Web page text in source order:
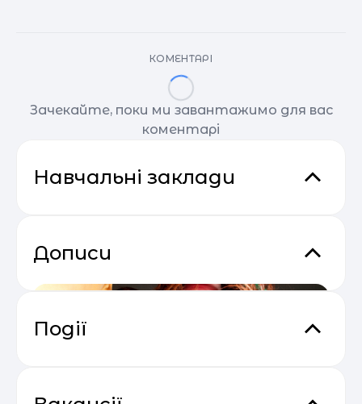
КОМЕНТАРІ
Зачекайте, поки ми завантажимо для вас
коментарі
Навчальні заклади
Дописи
Події
Маркетинг”